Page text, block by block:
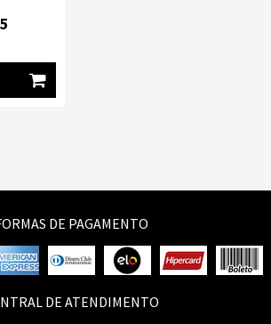
DE PAGAMENTO
DE ATENDIMENTO